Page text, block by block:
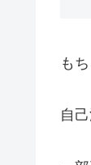
も
自